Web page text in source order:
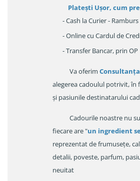
Platești Ușor, cum
- Cash la Curier - Ramburs
- Online cu Cardul de
- Transfer Bancar, prin OP
Va oferim
alegerea cadoulul potrivit, în
și pasiunile destinatarului
Cadourile noastre nu
fiecare are "un ingredient
reprezentat de frumusețe,
detalii, poveste, parfum,
neuitat